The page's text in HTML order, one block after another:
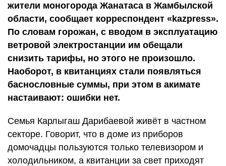
жители моногорода Жанатаса в Жамбылской
области, сообщает корреспондент «kazpress».
По словам горожан, с вводом в эксплуатацию
ветровой электростанции им обещали
снизить тарифы, но этого не произошло.
Наоборот, в квитанциях стали появляться
баснословные суммы, при этом в акимате
настаивают: ошибки нет.
Семья Карлыгаш Дарибаевой живёт в частном
секторе. Говорит, что в доме из приборов
домочадцы пользуются только телевизором и
холодильником, а квитанции за свет приходят